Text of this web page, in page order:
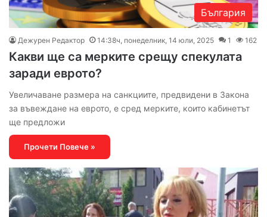
България
Дежурен Редактор 14:38ч, понеделник, 14 юли, 2025 1 162
Какви ще са мерките срещу спекулата
заради еврото?
Увеличаване размера на санкциите, предвидени в Закона
за въвеждане на еврото, е сред мерките, които кабинетът
ще предложи
Прочети Повече »